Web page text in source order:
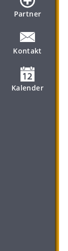
Partner
Kontakt
Kalender